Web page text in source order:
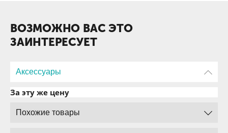
ВОЗМОЖНО ВАС ЭТО
ЗАИНТЕРЕСУЕТ
Аксессуары
За эту же цену
Похожие товары